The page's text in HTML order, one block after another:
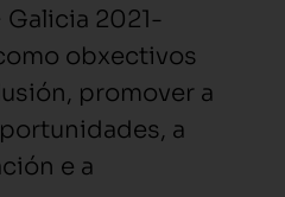
Galicia 2021-
obxectivos
promover a
a
e a